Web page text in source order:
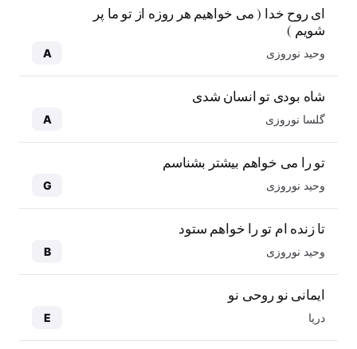
ای روح خدا ( می خواهیم هر روزه از تو ما پر
شویم )
وحید نوروزی A
شاه بودی تو انسان شدی
گلسا نوروزی A
تو را می خواهم بیشتر بشناسم
وحید نوروزی G
تا زنده ام تو را خواهم ستود
وحید نوروزی B
ایمانی نو روحی نو
دریا E